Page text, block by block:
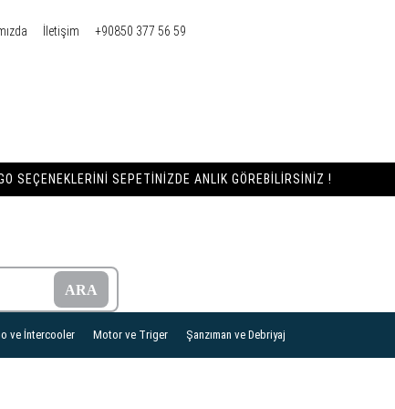
İletişim +90850 377 56 59
SEÇENEKLERINI SEPETINIZDE ANLIK GÖREBILIRSINIZ !
ve İntercooler Motor ve Triger Şanzıman ve Debriyaj